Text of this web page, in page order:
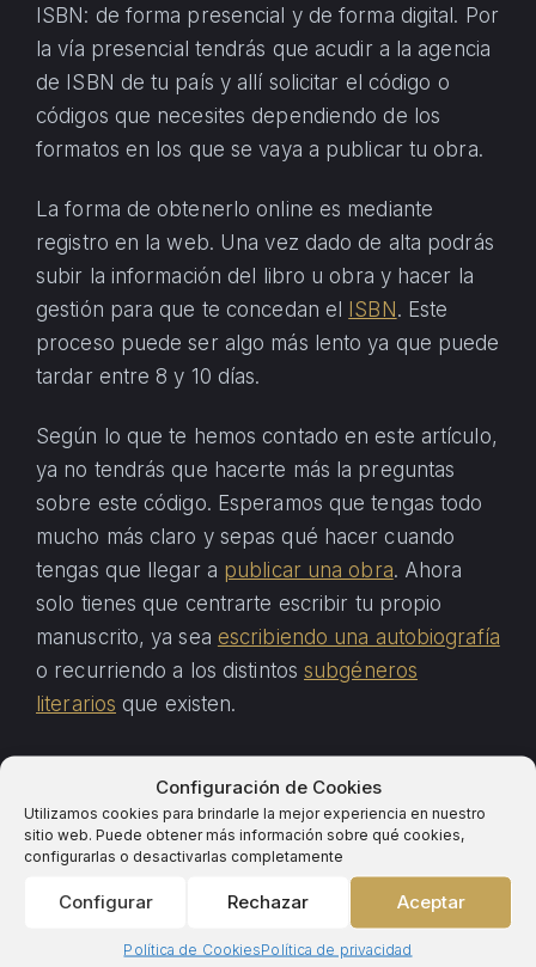
Configuración de Cookies
Utilizamos cookies para brindarle la mejor experiencia en nuestro
sitio web. Puede obtener más información sobre qué cookies,
configurarlas o desactivarlas completamente
Aceptar
Rechazar
Configurar
Política de CookiesPolítica de privacidad
ISBN: de forma presencial y de forma digital. Por
la vía presencial tendrás que acudir a la agencia
de ISBN de tu país y allí solicitar el código o
códigos que necesites dependiendo de los
formatos en los que se vaya a publicar tu obra.
La forma de obtenerlo online es mediante
registro en la web. Una vez dado de alta podrás
subir la información del libro u obra y hacer la
gestión para que te concedan el
ISBN . Este
proceso puede ser algo más lento ya que puede
tardar entre 8 y 10 días.
Según lo que te hemos contado en este artículo,
ya no tendrás que hacerte más la preguntas
sobre este código. Esperamos que tengas todo
mucho más claro y sepas qué hacer cuando
tengas que llegar a publicar una obra. Ahora
solo tienes que centrarte escribir tu propio
manuscrito, ya sea escribiendo una autobiografía
o recurriendo a los distintossubgéneros
literarios que existen.
Partes del ISBN
Estos trece números, como te explicamos,
forman parte de un código completo que se
divide en 5 elementos que procedemos a
explicarte a continuación: